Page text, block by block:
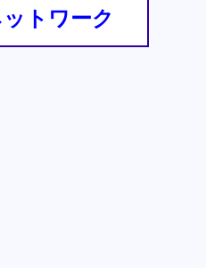
トワーク